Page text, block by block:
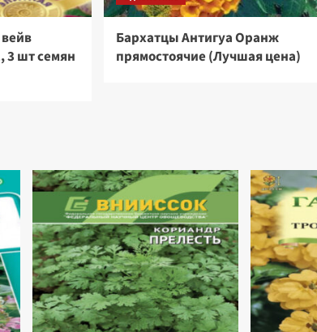
3 шт семян
Бархатцы Антигуа Оранж
прямостоячие (Лучшая цена)